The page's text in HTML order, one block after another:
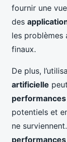
fournir une vue
des
les problèmes
finaux.
De plus,
artificielle
performances
potentiels et
ne
performances